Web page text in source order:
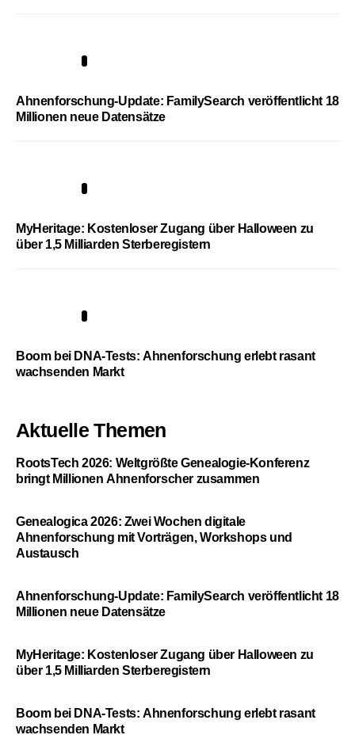
Ahnenforschung-Update: FamilySearch veröffentlicht 18
Millionen neue Datensätze
MyHeritage: Kostenloser Zugang über Halloween zu
über 1,5 Milliarden Sterberegistern
Boom bei DNA-Tests: Ahnenforschung erlebt rasant
wachsenden Markt
Aktuelle Themen
RootsTech 2026: Weltgrößte Genealogie-Konferenz
bringt Millionen Ahnenforscher zusammen
Genealogica 2026: Zwei Wochen digitale
Ahnenforschung mit Vorträgen, Workshops und
Austausch
Ahnenforschung-Update: FamilySearch veröffentlicht 18
Millionen neue Datensätze
MyHeritage: Kostenloser Zugang über Halloween zu
über 1,5 Milliarden Sterberegistern
Boom bei DNA-Tests: Ahnenforschung erlebt rasant
wachsenden Markt